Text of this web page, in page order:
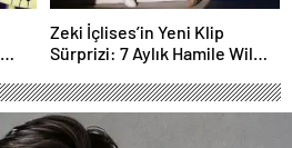
Zeki İçlises’in Yeni Klip
Sürprizi: 7 Aylık Hamile Wilma